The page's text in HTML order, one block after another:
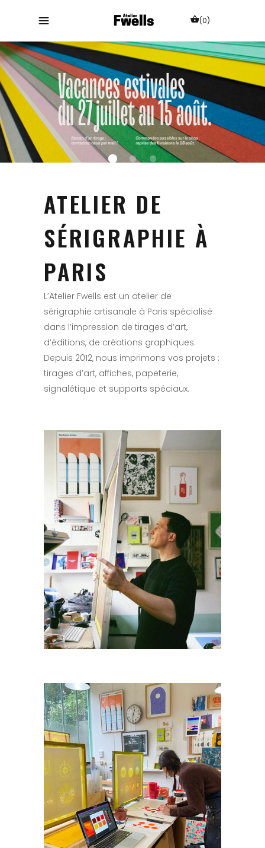
(0)
ATELIER DE
SÉRIGRAPHIE À
PARIS
L’Atelier Fwells est un atelier de
sérigraphie artisanale à Paris spécialisé
dans l’impression de tirages d’art,
d’éditions, de créations graphiques.
Depuis 2012, nous imprimons vos projets :
tirages d’art, affiches, papeterie,
signalétique et supports spéciaux.